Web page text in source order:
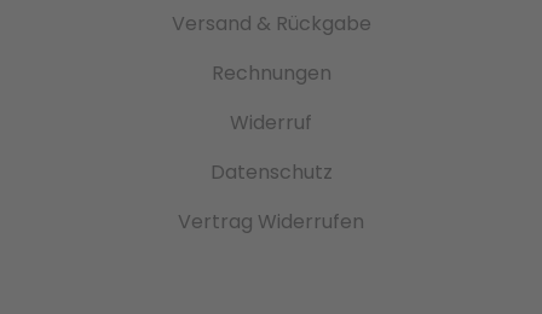
Versand & Rückgabe
Rechnungen
Widerruf
Datenschutz
Vertrag Widerrufen